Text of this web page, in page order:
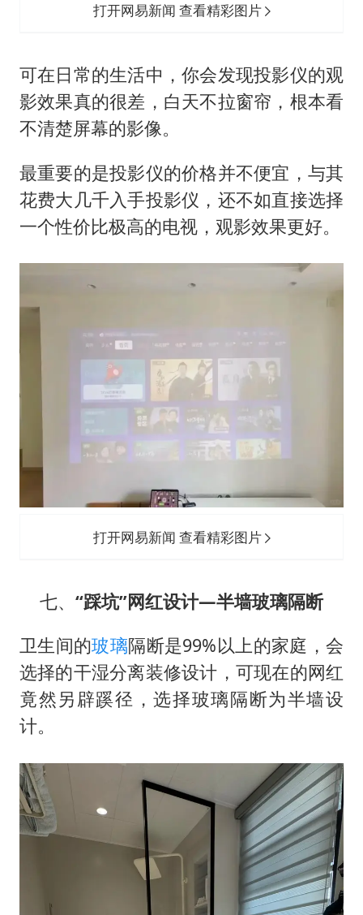
打开网易新闻 查看精彩图片
可在日常的生活中，你会发现投影仪的观
影效果真的很差，白天不拉窗帘，根本看
不清楚屏幕的影像。
最重要的是投影仪的价格并不便宜，与其
花费大几千入手投影仪，还不如直接选择
一个性价比极高的电视，观影效果更好。
打开网易新闻 查看精彩图片
七、 “踩坑”网红设计—半墙玻璃隔断
卫生间的玻璃隔断是99%以上的家庭，会
选择的干湿分离装修设计，可现在的网红
竟然另辟蹊径，选择玻璃隔断为半墙设
计。